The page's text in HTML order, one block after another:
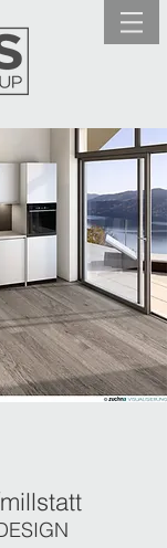
millstatt